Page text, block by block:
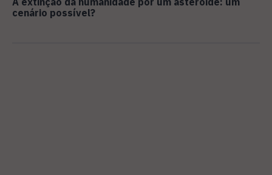
cenário possível?